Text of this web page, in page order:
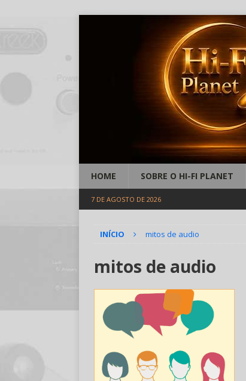
HOME SOBRE O HI-FI PLANET
7 DE AGOSTO DE 2026
INÍCIO mitos de audio
mitos de audio